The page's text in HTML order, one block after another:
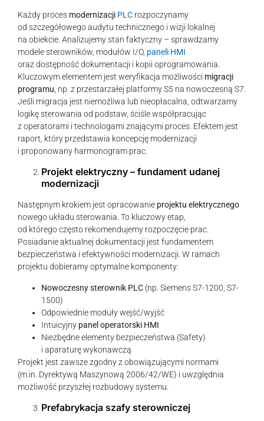
Każdy proces modernizacji PLC rozpoczynamy
od szczegółowego audytu technicznego i wizji lokalnej
na obiekcie. Analizujemy stan faktyczny – sprawdzamy
modele sterowników, modułów I/O, paneli HMI
oraz dostępność dokumentacji i kopii oprogramowania.
Kluczowym elementem jest weryfikacja możliwości migracji
programu , np. z przestarzałej platformy S5 na nowoczesną S7.
Jeśli migracja jest niemożliwa lub nieopłacalna, odtwarzamy
logikę sterowania od podstaw, ściśle współpracując
z operatorami i technologami znającymi proces. Efektem jest
raport, który przedstawia koncepcję modernizacji
i proponowany harmonogram prac.
Projekt elektryczny – fundament udanej
modernizacji
Następnym krokiem jest opracowanie projektu elektrycznego
nowego układu sterowania. To kluczowy etap,
od którego często rekomendujemy rozpoczęcie prac.
Posiadanie aktualnej dokumentacji jest fundamentem
bezpieczeństwa i efektywności modernizacji. W ramach
projektu dobieramy optymalne komponenty:
Nowoczesny sterownik PLC (np. Siemens S7-1200, S7-
1500)
Odpowiednie moduły wejść/wyjść
Intuicyjny panel operatorski HMI
Niezbędne elementy bezpieczeństwa (Safety)
i aparaturę wykonawczą
Projekt jest zawsze zgodny z obowiązującymi normami
(m.in. Dyrektywą Maszynową 2006/42/WE) i uwzględnia
możliwość przyszłej rozbudowy systemu.
Prefabrykacja szafy sterowniczej